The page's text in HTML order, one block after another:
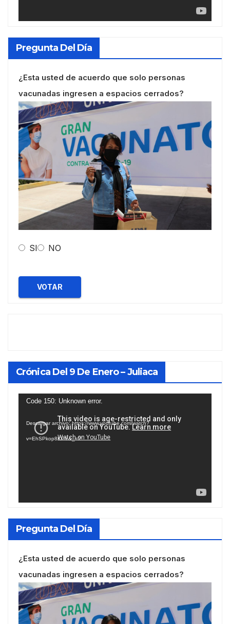
Pregunta Del Día
¿Esta usted de acuerdo que solo personas
vacunadas ingresen a espacios cerrados?
SI NO
VOTAR
Crónica Del 9 De Enero – Juliaca
Reproductor
vídeo
Code 150: Unknown error.
Descargar archivo: https://www.youtube.com/watch?
v=EhSPkop8KPY&_=2
Pregunta Del Día
¿Esta usted de acuerdo que solo personas
vacunadas ingresen a espacios cerrados?